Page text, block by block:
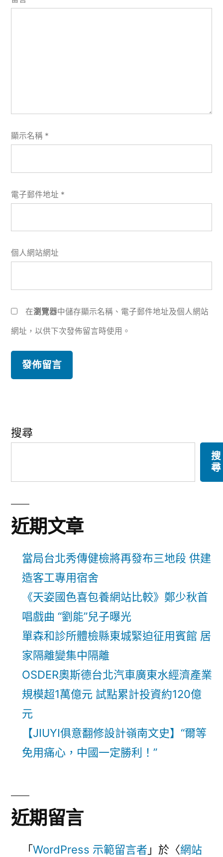
顯示名稱 *
電子郵件地址 *
個人網站網址
在瀏覽器中儲存顯示名稱、電子郵件地址及個人網站
網址，以供下次發佈留言時使用。
搜尋
搜
尋
近期文章
當局台北秀傳健檢將再發布三地段 供建
造客工專用宿舍
《天姿國色喜包養網站比較》鄭少秋首
唱戲曲 “劉能”兒子曝光
單森和診所體檢縣東城緊迫征用賓館 居
家隔離變集中隔離
OSDER奧斯德台北汽車廣東水經濟產業
規模超1萬億元 試點累計投資約120億
元
【JIUYI俱意翻修設計嶺南文史】“爾等
免用痛心，中國一定勝利！”
近期留言
「 WordPress 示範留言者 」於〈網站